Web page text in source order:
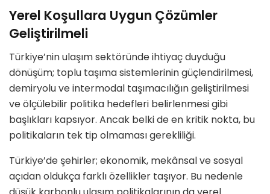
Yerel Koşullara Uygun Çözümler
Geliştirilmeli
Türkiye’nin ulaşım sektöründe ihtiyaç duyduğu
dönüşüm; toplu taşıma sistemlerinin güçlendirilmesi,
demiryolu ve intermodal taşımacılığın geliştirilmesi
ve ölçülebilir politika hedefleri belirlenmesi gibi
başlıkları kapsıyor. Ancak belki de en kritik nokta, bu
politikaların tek tip olmaması gerekliliği.
Türkiye’de şehirler; ekonomik, mekânsal ve sosyal
açıdan oldukça farklı özellikler taşıyor. Bu nedenle